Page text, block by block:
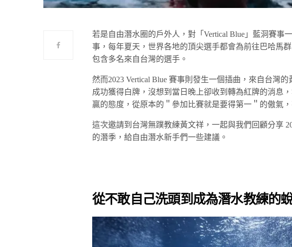
若是自由潛水圈的戶外人，對「Vertical Blue」藍洞賽事
事，每年夏天，世界各地的頂尖選手都會為前往巴哈馬群
包含多名來自台灣的選手。
然而2023 Vertical Blue 賽事則發生一個插曲，來自台灣
成功獲得白牌，沒想到當日晚上卻收到轉為紅牌的消息
贏的態度，從原本的＂參加比賽就是要得第一＂的傲氣
這次邀請到台灣無蹼教練黃文祥，一起與我們回顧分享
的潛季，給自由潛水新手們一些建議。
從不敢自己洗頭到成為潛水教練的